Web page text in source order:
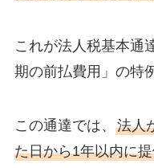
これが法人税基本通
期の前払費用」の特
この通達では、 法人
た日から1年以内に